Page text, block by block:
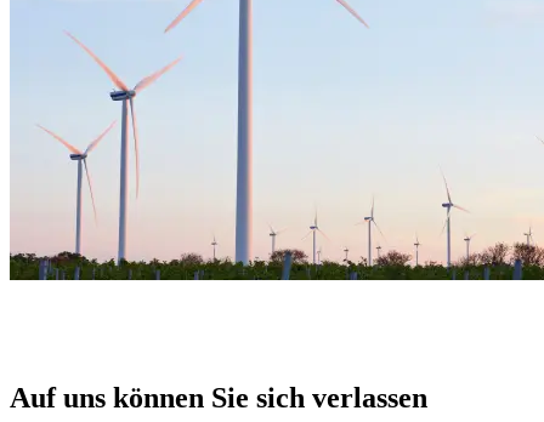
Auf uns können Sie sich verlassen